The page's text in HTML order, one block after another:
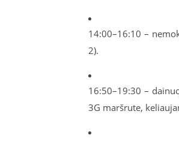
14:00–16:10 –
2).
16:50–19:30 –
3G maršrute,